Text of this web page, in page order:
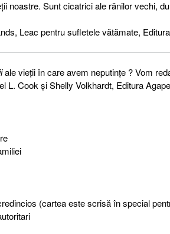
noastre. Sunt cicatrici ale rănilor vechi,
Leac pentru sufletele vătămate,
ale vieţii în care avem neputinţe ? Vom
L. Cook şi Shelly Volkhardt, Editura
(cartea este scrisă în special